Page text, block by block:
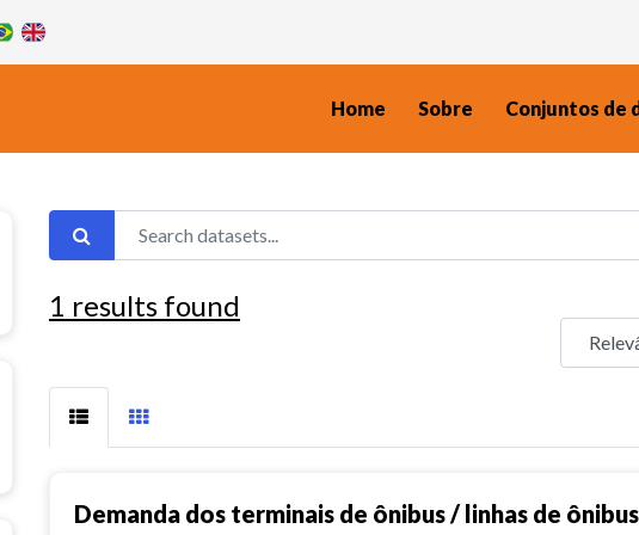
Home Sobre Conjuntos de
1 results found
Demanda dos terminais de ônibus / linhas de ônibus